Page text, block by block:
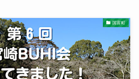
国富町